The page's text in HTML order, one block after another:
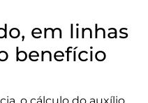
em linhas
benefício